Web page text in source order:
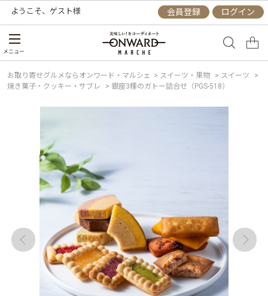
ようこそ、 ゲスト様 会員登録 ログイン
メニュー
お取り寄せグルメならオンワード・マルシェ > スイーツ・果物 > スイーツ
>
焼き菓子・クッキー・サブレ
> 銀座3種のガトー詰合せ（PGS-518）